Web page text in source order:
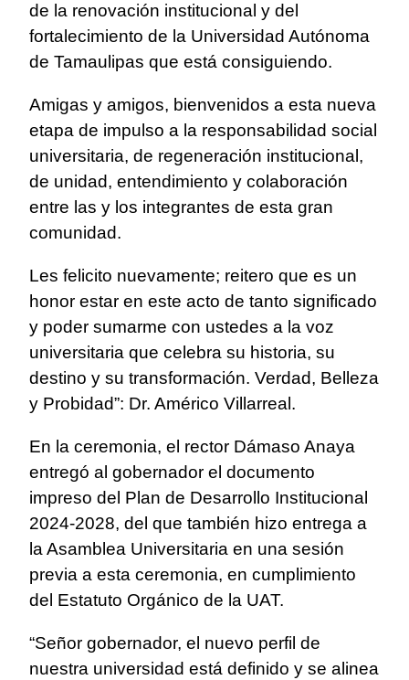
de la renovación institucional y del
fortalecimiento de la Universidad Autónoma
de Tamaulipas que está consiguiendo.
Amigas y amigos, bienvenidos a esta nueva
etapa de impulso a la responsabilidad social
universitaria, de regeneración institucional,
de unidad, entendimiento y colaboración
entre las y los integrantes de esta gran
comunidad.
Les felicito nuevamente; reitero que es un
honor estar en este acto de tanto significado
y poder sumarme con ustedes a la voz
universitaria que celebra su historia, su
destino y su transformación. Verdad, Belleza
y Probidad”: Dr. Américo Villarreal.
En la ceremonia, el rector Dámaso Anaya
entregó al gobernador el documento
impreso del Plan de Desarrollo Institucional
2024-2028, del que también hizo entrega a
la Asamblea Universitaria en una sesión
previa a esta ceremonia, en cumplimiento
del Estatuto Orgánico de la UAT.
“Señor gobernador, el nuevo perfil de
nuestra universidad está definido y se alinea